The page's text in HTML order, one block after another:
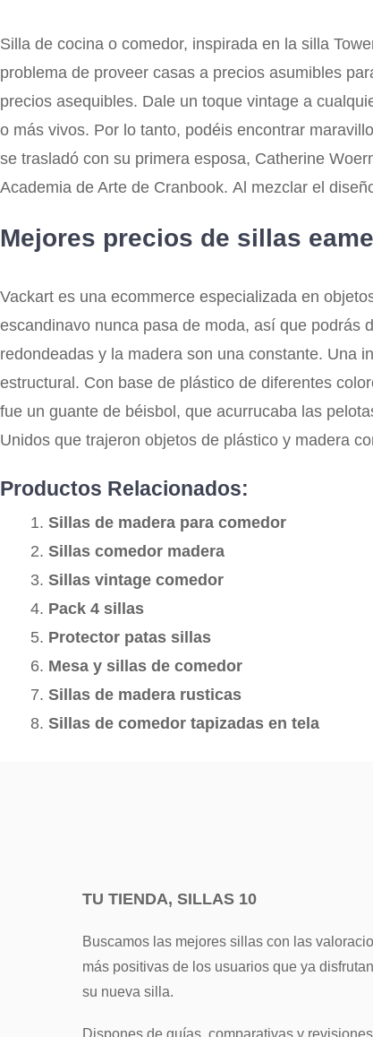
Silla de cocina o comedor, inspirada en la silla
problema de proveer casas a precios asumibles
precios asequibles. Dale un toque vintage a
o más vivos. Por lo tanto, podéis encontrar
se trasladó con su primera esposa, Catherine
Academia de Arte de Cranbook. Al mezclar el
Mejores precios de sillas
Vackart es una ecommerce especializada en
escandinavo nunca pasa de moda, así que podrás
redondeadas y la madera son una constante. Una
estructural. Con base de plástico de diferentes
fue un guante de béisbol, que acurrucaba las
Unidos que trajeron objetos de plástico y madera
Productos Relacionados:
Sillas de madera para comedor
Sillas comedor madera
Sillas vintage comedor
Pack 4 sillas
Protector patas sillas
Mesa y sillas de comedor
Sillas de madera rusticas
Sillas de comedor tapizadas en tela
TU TIENDA, SILLAS 10
Buscamos las mejores sillas con las
más positivas de los usuarios que ya
su nueva silla.